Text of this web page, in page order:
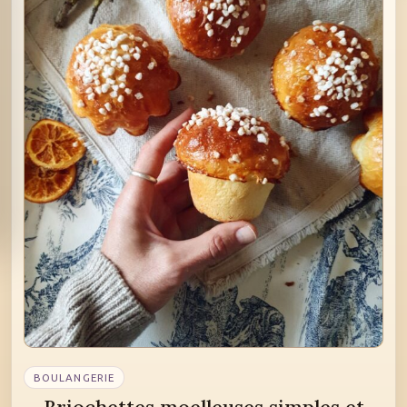
BOULANGERIE